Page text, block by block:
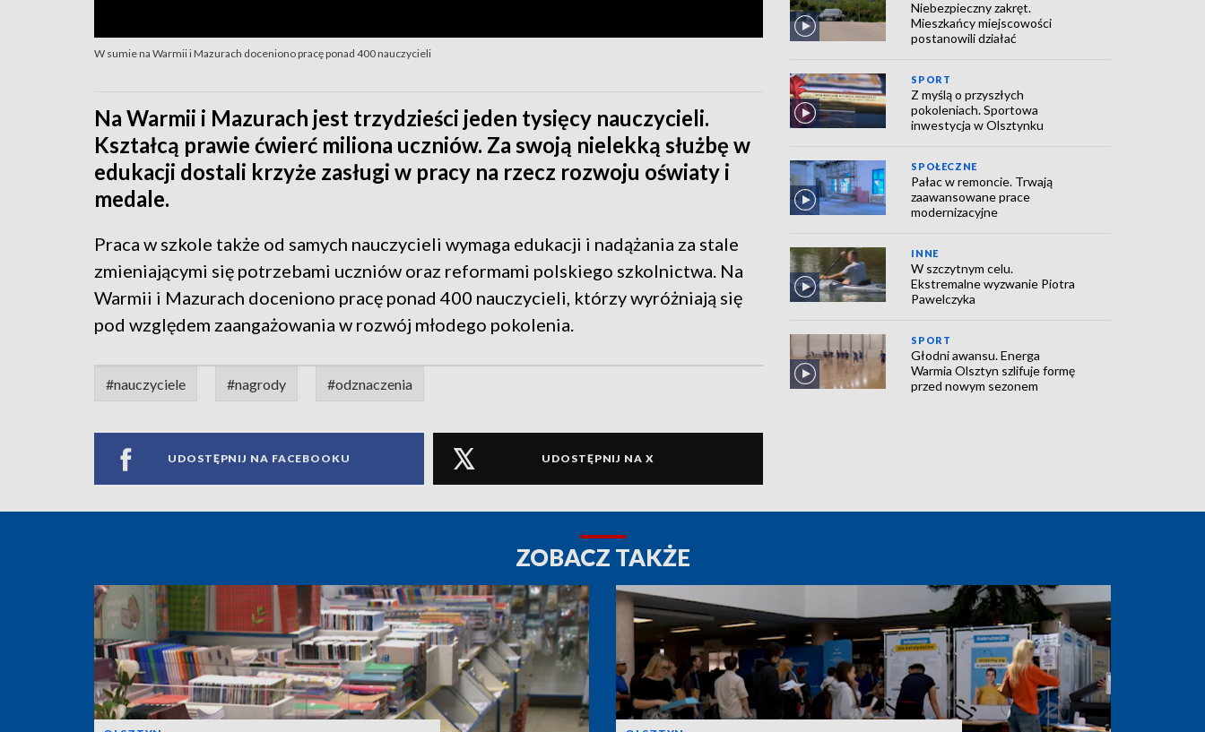
W sumie na Warmii i Mazurach doceniono pracę ponad 400 nauczycieli
Na Warmii i Mazurach jest trzydzieści jeden tysięcy nauczycieli.
Kształcą prawie ćwierć miliona uczniów. Za swoją nielekką służbę w
edukacji dostali krzyże zasługi w pracy na rzecz rozwoju oświaty i
medale.
Praca w szkole także od samych nauczycieli wymaga edukacji i nadążania za stale
zmieniającymi się potrzebami uczniów oraz reformami polskiego szkolnictwa. Na
Warmii i Mazurach doceniono pracę ponad 400 nauczycieli, którzy wyróżniają się
pod względem zaangażowania w rozwój młodego pokolenia.
#nauczyciele #nagrody #odznaczenia
UDOSTĘPNIJ NA FACEBOOKU UDOSTĘPNIJ NA X
Niebezpieczny zakręt.
Mieszkańcy miejscowości
postanowili działać
SPORT
Z myślą o przyszłych
pokoleniach. Sportowa
inwestycja w Olsztynku
SPOŁECZNE
Pałac w remoncie. Trwają
zaawansowane prace
modernizacyjne
INNE
W szczytnym celu.
Ekstremalne wyzwanie Piotra
Pawelczyka
SPORT
Głodni awansu. Energa
Warmia Olsztyn szlifuje formę
przed nowym sezonem
ZOBACZ TAKŻE